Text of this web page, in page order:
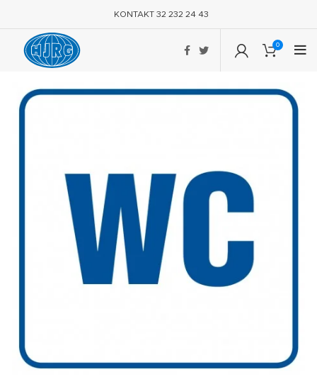
KONTAKT 32 232 24 43
0